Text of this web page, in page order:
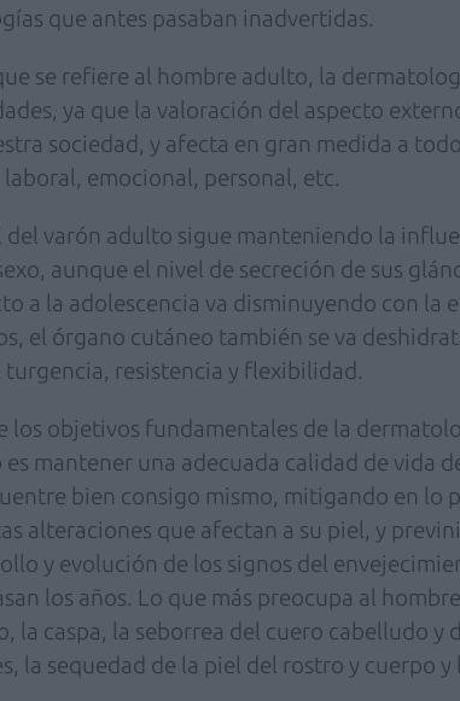
que antes pasaban inadvertidas.
se refiere al hombre adulto, la
ya que la valoración del aspecto
sociedad, y afecta en gran medida a
laboral, emocional, personal, etc.
del varón adulto sigue manteniendo la
aunque el nivel de secreción de sus
a la adolescencia va disminuyendo con la
el órgano cutáneo también se va
turgencia, resistencia y flexibilidad.
los objetivos fundamentales de la
mantener una adecuada calidad de vida
bien consigo mismo, mitigando en lo
alteraciones que afectan a su piel, y
y evolución de los signos del
los años. Lo que más preocupa al
la caspa, la seborrea del cuero cabelludo y
la sequedad de la piel del rostro y cuerpo